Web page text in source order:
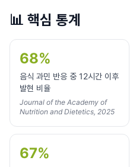
📊 핵심 통계
68%
음식 과민 반응 중 12시간 이후
발현 비율
Journal of the Academy of
Nutrition and Dietetics, 2025
67%